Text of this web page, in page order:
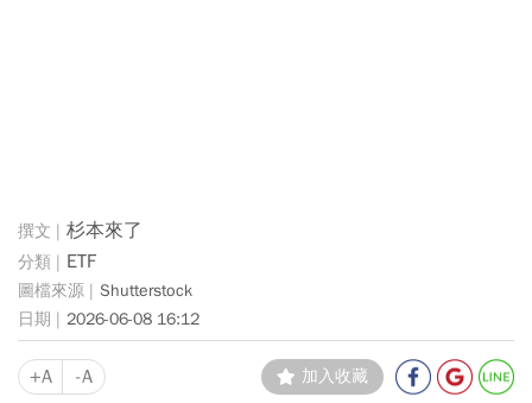
杉本來了
ETF
Shutterstock
2026-06-08 16:12
+A -A 加入收藏